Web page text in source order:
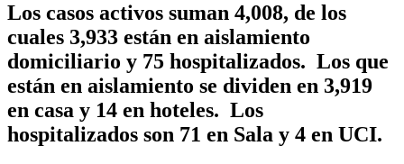
Los casos activos suman 4,008, de los
cuales 3,933 están en aislamiento
domiciliario y 75 hospitalizados. Los que
están en aislamiento se dividen en 3,919
en casa y 14 en hoteles. Los
hospitalizados son 71 en Sala y 4 en UCI.